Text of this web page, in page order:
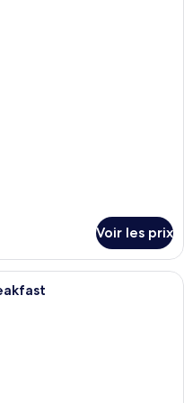
Voir les prix
forts dans les chambres,